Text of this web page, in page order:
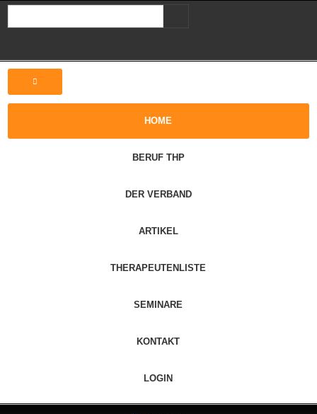
HOME
BERUF THP
DER VERBAND
ARTIKEL
THERAPEUTENLISTE
SEMINARE
KONTAKT
LOGIN